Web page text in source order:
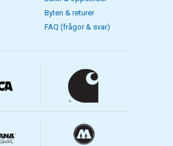
Byten & returer
FAQ (frågor & svar)